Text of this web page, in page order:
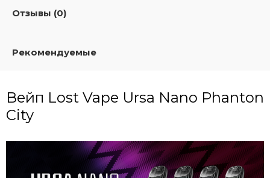
Отзывы (0)
Рекомендуемые
Вейп Lost Vape Ursa Nano Phanton
City